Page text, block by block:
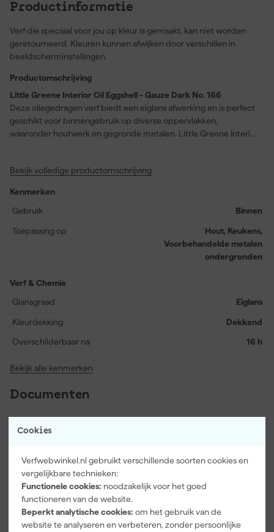
Cookies
Verfwebwinkel.nl gebruikt verschillende soorten cookies en
vergelijkbare technieken:
Functionele cookies: noodzakelijk voor het goed
functioneren van de website.
Beperkt analytische cookies: om het gebruik van de
website te analyseren en verbeteren, zonder persoonlijke
Productinformatie
Verf die speciaal voor jou op kleur is gemaakt, kan niet worden
geretourneerd. Kleuren kunnen afwijken door verschillen in
beeldscherminstellingen.
Productomschrijving
Little Greene Interior Oil Eggshell - Gauze Dark No. 166
Deze oliegedragen verf biedt een eiglans afwerking en is perfect
geschikt voor binnengebruik op diverse oppervlakken,
waaronder houtwerk en gegronde metalen. Little Greene Interior
gebruik, waardoor de verf ideaal is voor toepassingen in
leidingwerk. Dankzij de reukarme samenstelling is schilderen
aangenaam en comfortabel. De verf is na ongeveer 4 uur
een rendement van circa 16 meter per liter per laag en de
volledig afwasbare eiglans zorgt deze keuze voor langdurig mooi
Bekijk volledige productomschrijving
Kenmerken
Gebruik
Binnen
Toepassing op
Hout, Keukens,
Voorbehandelde metalen
ondergronden
Verf & Chemie
Glansgraad
Eiglans
Kleurdekking Dekkend
Overschilderbaar na 16 h
Bekijk alle kenmerken
Documenten
Veiligheidsblad
Vaak gekocht met